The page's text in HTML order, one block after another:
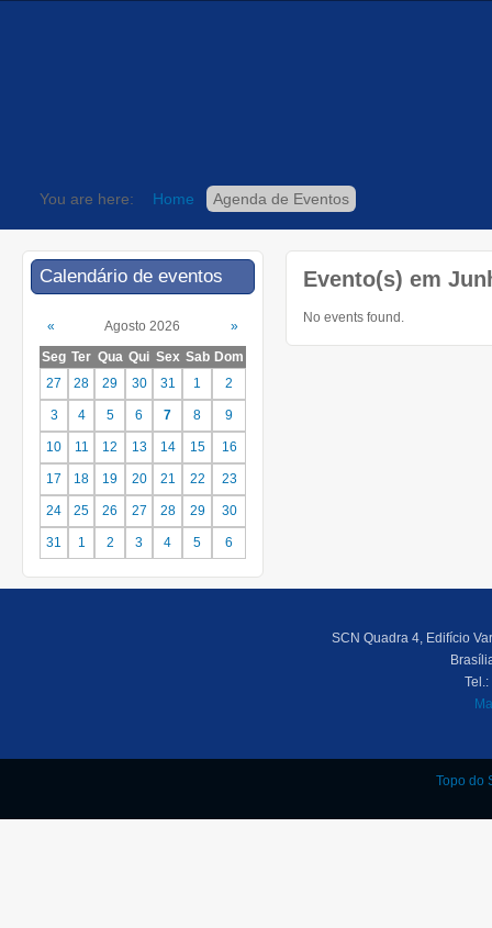
You are here: Home Agenda de Eventos
Evento(s) em
No events found.
Calendário de eventos
« Agosto 2026
»
Seg Ter Qua Qui Sex Sab Dom
27
28 29 30 31 1 2
3 4 5 6 7 8 9
10 11 12 13 14 15 16
17 18 19 20 21 22 23
24 25 26 27 28 29 30
31 1 2 3 4 5 6
SCN Quadra 4, Edifício
Topo do